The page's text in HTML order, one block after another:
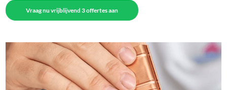
Vraag nu vrijblijvend 3 offertes aan